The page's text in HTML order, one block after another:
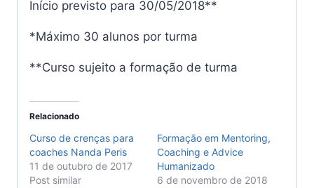
Início previsto para 30/05/2018**
*Máximo 30 alunos por turma
**Curso sujeito a formação de turma
Relacionado
Curso de crenças para
coaches Nanda Peris
11 de outubro de 2017
Post similar
Formação em Mentoring,
Coaching e Advice
Humanizado
6 de novembro de 2018